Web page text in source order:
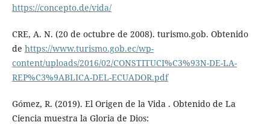
https://concepto.de/vida/
CRE, A. N. (20 de octubre de 2008). turismo.gob. Obtenido
de https://www.turismo.gob.ec/wp-
content/uploads/2016/02/CONSTITUCI%C3%93N-DE-LA-
REP%C3%9ABLICA-DEL-ECUADOR.pdf
Gómez, R. (2019). El Origen de la Vida . Obtenido de La
Ciencia muestra la Gloria de Dios: